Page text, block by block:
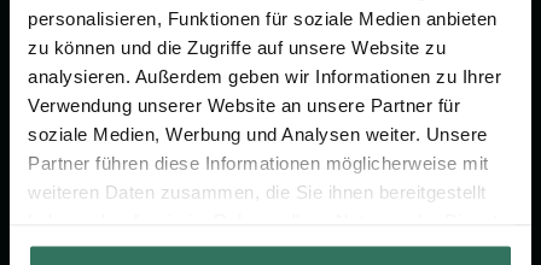
personalisieren, Funktionen für soziale Medien anbieten
zu können und die Zugriffe auf unsere Website zu
analysieren. Außerdem geben wir Informationen zu Ihrer
Verwendung unserer Website an unsere Partner für
soziale Medien, Werbung und Analysen weiter. Unsere
Partner führen diese Informationen möglicherweise mit
weiteren Daten zusammen, die Sie ihnen bereitgestellt
gesammelt haben.
Jetzt beraten lassen
FÜR SIE
Vergleich
FÜR BESTATTER
Online-Portal